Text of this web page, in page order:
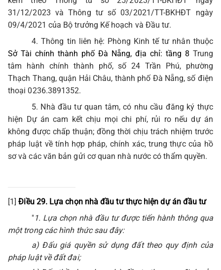
31/12/2023 và Thông tư số 03/2021/TT-BKHĐT ngày
09/4/2021 của Bộ trưởng Kế hoạch và Đầu tư.
4. Thông tin liên hệ: Phòng Kinh tế tư nhân thuộc
Sở Tài chính thành phố Đà Nẵng, địa chỉ: tầng 8 Trung
tâm hành chính thành phố, số 24 Trần Phú, phường
Thạch Thang, quận Hải Châu, thành phố Đà Nẵng, số điện
thoại 0236.3891352.
5. Nhà đầu tư quan tâm, có nhu cầu đăng ký thực
hiện Dự án cam kết chịu mọi chi phí, rủi ro nếu dự án
không được chấp thuận; đồng thời chịu trách nhiệm trước
pháp luật về tính hợp pháp, chính xác, trung thực của hồ
sơ và các văn bản gửi cơ quan nhà nước có thẩm quyền.
[1] Điều 29. Lựa chọn nhà đầu tư thực hiện dự án đầu tư
"1. Lựa chọn nhà đầu tư được tiến hành thông qua
một trong các hình thức sau đây:
a) Đấu giá quyền sử dụng đất theo quy định của
pháp luật về đất đai;